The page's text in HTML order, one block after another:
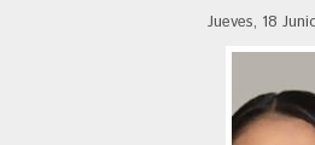
Jueves, 18